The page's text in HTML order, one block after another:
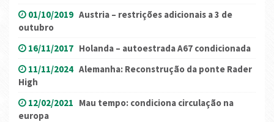
01/10/2019 Austria – restrições adicionais a 3 de
outubro
16/11/2017 Holanda – autoestrada A67 condicionada
11/11/2024 Alemanha: Reconstrução da ponte Rader
High
12/02/2021 Mau tempo: condiciona circulação na
europa